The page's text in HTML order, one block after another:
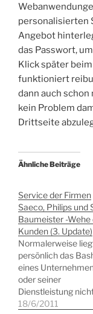
personalisierten
Angebot
das Passwort,
Klick später
funktioniert
dann auch
kein Problem
Drittseite
Ähnliche Beiträge
Service der Firmen
Saeco, Philips und
Baumeister -Wehe
Kunden (3. Update)
Normalerweise
persönlich das
eines
oder seiner
Dienstleistung
da dieses Blog ja
18/6/2011